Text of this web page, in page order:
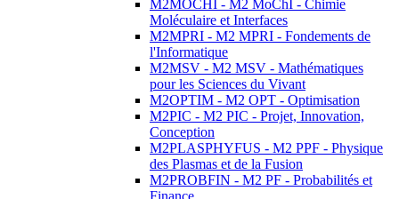
M2MOCHI - M2 MoChI - Chimie
Moléculaire et Interfaces
M2MPRI - M2 MPRI - Fondements de
l'Informatique
M2MSV - M2 MSV - Mathématiques
pour les Sciences du Vivant
M2OPTIM - M2 OPT - Optimisation
M2PIC - M2 PIC - Projet, Innovation,
Conception
M2PLASPHYFUS - M2 PPF - Physique
des Plasmas et de la Fusion
M2PROBFIN - M2 PF - Probabilités et
Finance